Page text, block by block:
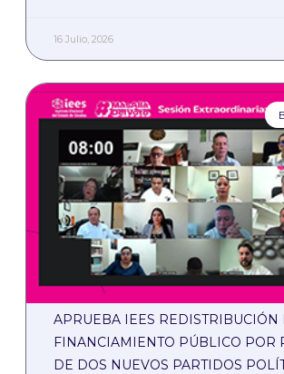
16 Julio, 2026
APRUEBA IEES REDISTRIBUCIÓN
FINANCIAMIENTO PÚBLICO POR
DE DOS NUEVOS PARTIDOS